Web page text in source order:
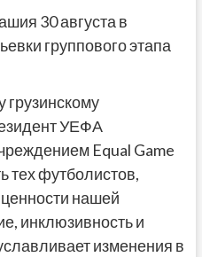
30 августа в
группового этапа
УЕФА
Equal Game
тех футболистов,
нашей
инклюзивность и
изменения в